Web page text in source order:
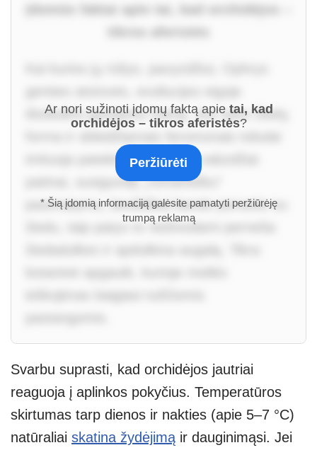
Įdomūs faktai apie tai, kad orchidėjos –
ištobulino gundymo meną. Jos savo žiedų
imituoja pateles. Nelaimingi vabzdžiai
patinai, susigundę „romantišku“
pasimatymu, beviltiškai bando poruotis su
žiedu, taip patys to nežinodami perneša
Ar nori sužinoti įdomų faktą apie tai, kad
orchidėjos – tikros aferistės?
Peržiūrėti
* Šią įdomią informaciją galėsite pamatyti peržiūrėję
trumpą reklamą
Svarbu suprasti, kad orchidėjos jautriai
reaguoja į aplinkos pokyčius. Temperatūros
skirtumas tarp dienos ir nakties (apie 5–7 °C)
natūraliai skatina žydėjimą ir dauginimąsi. Jei